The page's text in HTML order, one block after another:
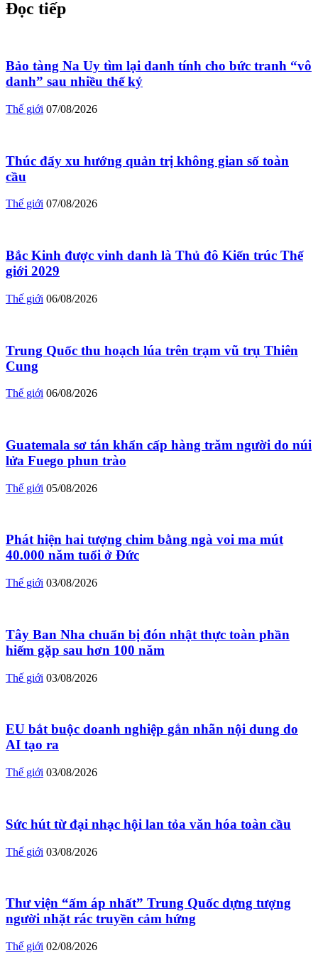
Đọc tiếp
Bảo tàng Na Uy tìm lại danh tính cho bức tranh “vô
danh” sau nhiều thế kỷ
Thế giới 07/08/2026
Thúc đẩy xu hướng quản trị không gian số toàn
cầu
Thế giới 07/08/2026
Bắc Kinh được vinh danh là Thủ đô Kiến trúc Thế
giới 2029
Thế giới 06/08/2026
Trung Quốc thu hoạch lúa trên trạm vũ trụ Thiên
Cung
Thế giới 06/08/2026
Guatemala sơ tán khẩn cấp hàng trăm người do núi
lửa Fuego phun trào
Thế giới 05/08/2026
Phát hiện hai tượng chim bằng ngà voi ma mút
40.000 năm tuổi ở Đức
Thế giới 03/08/2026
Tây Ban Nha chuẩn bị đón nhật thực toàn phần
hiếm gặp sau hơn 100 năm
Thế giới 03/08/2026
EU bắt buộc doanh nghiệp gắn nhãn nội dung do
AI tạo ra
Thế giới 03/08/2026
Sức hút từ đại nhạc hội lan tỏa văn hóa toàn cầu
Thế giới 03/08/2026
Thư viện “ấm áp nhất” Trung Quốc dựng tượng
người nhặt rác truyền cảm hứng
Thế giới 02/08/2026